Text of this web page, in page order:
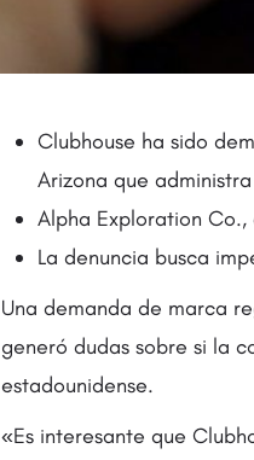
Clubhouse ha sido
Arizona que
Alpha Exploration
La denuncia busca
Una demanda de marca
generó dudas sobre si la
estadounidense.
«Es interesante que